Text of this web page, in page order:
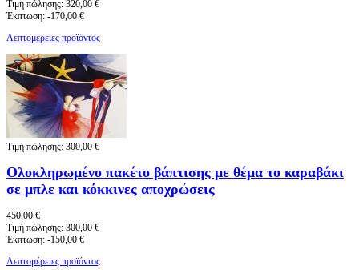
Τιμή πώλησης: 320,00 €
Έκπτωση: -170,00 €
Λεπτομέρειες προϊόντος
Τιμή πώλησης: 300,00 €
Ολοκληρωμένο πακέτο βάπτισης με θέμα το καραβάκι
σε μπλε και κόκκινες αποχρώσεις
450,00 €
Τιμή πώλησης: 300,00 €
Έκπτωση: -150,00 €
Λεπτομέρειες προϊόντος